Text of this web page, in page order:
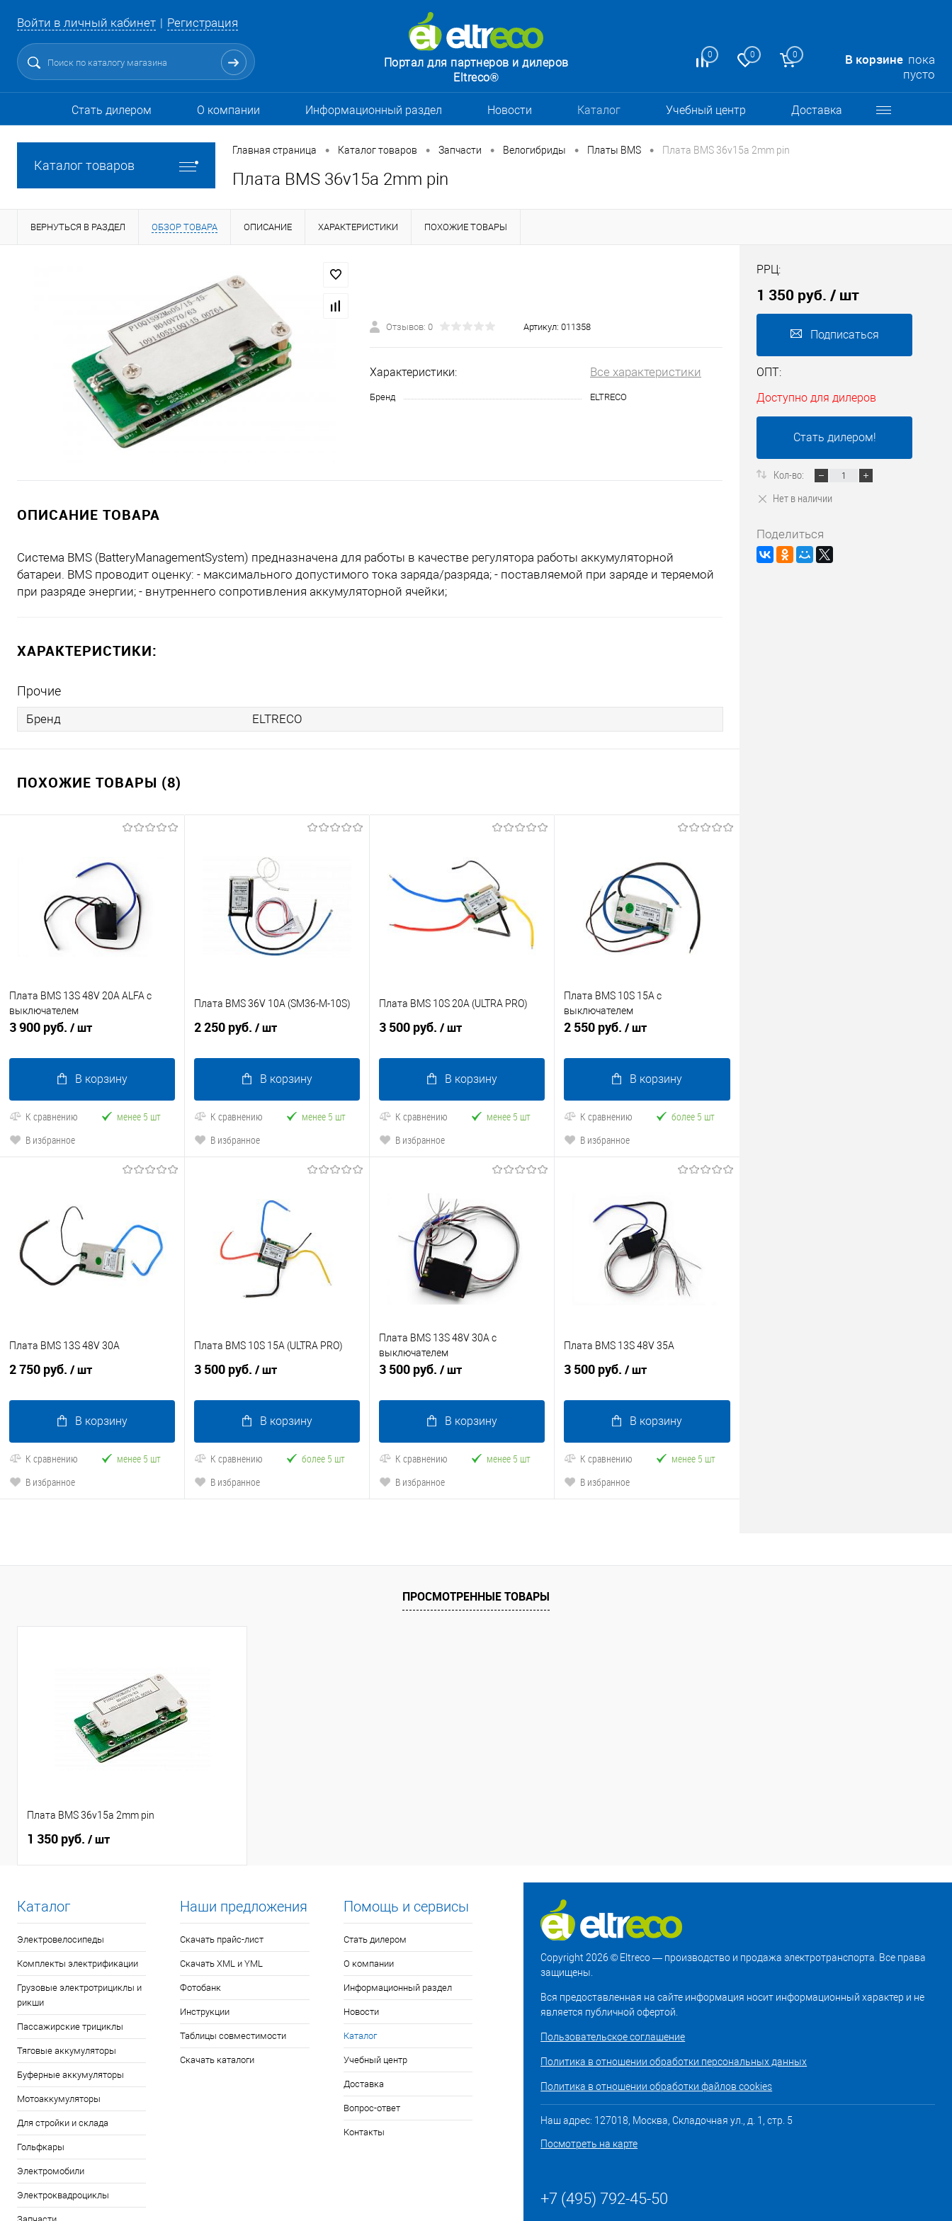
Войти в личный кабинет Регистрация
0 0 0 В корзине пока
пусто
Портал для партнеров и дилеров
Eltreco®
Стать дилером О компании Информационный раздел Новости Каталог Учебный центр Доставка
Каталог товаров
Главная страница • Каталог товаров • Запчасти • Велогибриды • Платы BMS • Плата BMS 36v15a 2mm pin
Плата BMS 36v15a 2mm pin
ВЕРНУТЬСЯ В РАЗДЕЛ ОБЗОР ТОВАРА ОПИСАНИЕ ХАРАКТЕРИСТИКИ ПОХОЖИЕ ТОВАРЫ
Отзывов: 0 Артикул: 011358
Характеристики: Все характеристики
Бренд ELTRECO
ОПИСАНИЕ ТОВАРА
Система BMS (BatteryManagementSystem) предназначена для работы в качестве регулятора работы аккумуляторной
батареи. BMS проводит оценку: - максимального допустимого тока заряда/разряда; - поставляемой при заряде и теряемой
при разряде энергии; - внутреннего сопротивления аккумуляторной ячейки;
ХАРАКТЕРИСТИКИ:
Прочие
Бренд ELTRECO
ПОХОЖИЕ ТОВАРЫ (8)
Плата BMS 13S 48V 20A ALFA с
выключателем
3 900 руб. / шт
В корзину
К сравнению
менее 5 шт
В избранное
Плата BMS 36V 10A (SM36-M-10S)
2 250 руб. / шт
В корзину
К сравнению
менее 5 шт
В избранное
Плата BMS 10S 20A (ULTRA PRO)
3 500 руб. / шт
В корзину
К сравнению
менее 5 шт
В избранное
Плата BMS 10S 15A с
выключателем
2 550 руб. / шт
В корзину
К сравнению
более 5 шт
В избранное
Плата BMS 13S 48V 30A
2 750 руб. / шт
В корзину
К сравнению
менее 5 шт
В избранное
Плата BMS 10S 15A (ULTRA PRO)
3 500 руб. / шт
В корзину
К сравнению
более 5 шт
В избранное
Плата BMS 13S 48V 30A с
выключателем
3 500 руб. / шт
В корзину
К сравнению
менее 5 шт
В избранное
Плата BMS 13S 48V 35A
3 500 руб. / шт
В корзину
К сравнению
менее 5 шт
В избранное
РРЦ:
1 350 руб. / шт
Подписаться
ОПТ:
Доступно для дилеров
Стать дилером!
Кол-во:
Нет в наличии
Поделиться
ПРОСМОТРЕННЫЕ ТОВАРЫ
Плата BMS 36v15a 2mm pin
1 350 руб. / шт
Каталог
Электровелосипеды
Комплекты электрификации
Грузовые электротрициклы и
рикши
Пассажирские трициклы
Тяговые аккумуляторы
Буферные аккумуляторы
Мотоаккумуляторы
Для стройки и склада
Гольфкары
Электромобили
Электроквадроциклы
Наши предложения
Скачать прайс-лист
Скачать XML и YML
Фотобанк
Инструкции
Таблицы совместимости
Скачать каталоги
Помощь и сервисы
Стать дилером
О компании
Информационный раздел
Новости
Каталог
Учебный центр
Доставка
Вопрос-ответ
Контакты
Copyright 2026 © Eltreco — производство и продажа электротранспорта. Все права
защищены.
Вся предоставленная на сайте информация носит информационный характер и не
является публичной офертой.
Пользовательское соглашение
Политика в отношении обработки персональных данных
Политика в отношении обработки файлов cookies
Наш адрес: 127018, Москва, Складочная ул., д. 1, стр. 5
Посмотреть на карте
+7 (495) 792-45-50